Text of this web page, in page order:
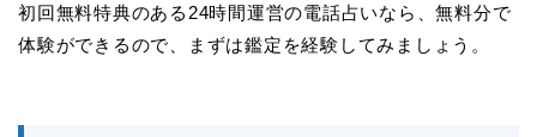
初回無料特典のある24時間運営の電話占いなら、無料分で
体験ができるので、まずは鑑定を経験してみましょう。